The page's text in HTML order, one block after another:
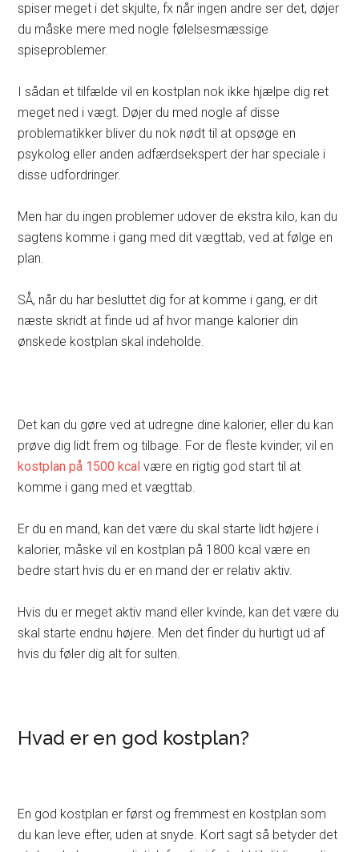
spiser meget i det skjulte, fx når ingen andre ser det, døjer
du måske mere med nogle følelsesmæssige
spiseproblemer.
I sådan et tilfælde vil en kostplan nok ikke hjælpe dig ret
meget ned i vægt. Døjer du med nogle af disse
problematikker bliver du nok nødt til at opsøge en
psykolog eller anden adfærdsekspert der har speciale i
disse udfordringer.
Men har du ingen problemer udover de ekstra kilo, kan du
sagtens komme i gang med dit vægttab, ved at følge en
plan.
SÅ, når du har besluttet dig for at komme i gang, er dit
næste skridt at finde ud af hvor mange kalorier din
ønskede kostplan skal indeholde.
Det kan du gøre ved at udregne dine kalorier, eller du kan
prøve dig lidt frem og tilbage. For de fleste kvinder, vil en
kostplan på 1500 kcal være en rigtig god start til at
komme i gang med et vægttab.
Er du en mand, kan det være du skal starte lidt højere i
kalorier, måske vil en kostplan på 1800 kcal være en
bedre start hvis du er en mand der er relativ aktiv.
Hvis du er meget aktiv mand eller kvinde, kan det være du
skal starte endnu højere. Men det finder du hurtigt ud af
hvis du føler dig alt for sulten.
Hvad er en god kostplan?
En god kostplan er først og fremmest en kostplan som
du kan leve efter, uden at snyde. Kort sagt så betyder det